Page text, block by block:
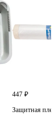
447 ₽
Защитная